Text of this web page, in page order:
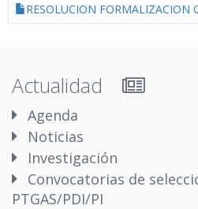
RESOLUCION
Actualidad
Agenda
Noticias
Investigación
Convocatorias de
PTGAS/PDI/PI